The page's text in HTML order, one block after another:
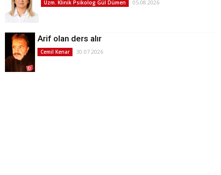
Uzm. Klinik Psikolog Gül Dümen 05.08.2026
Arif olan ders alır
Cemil Kenar 30.07.2026